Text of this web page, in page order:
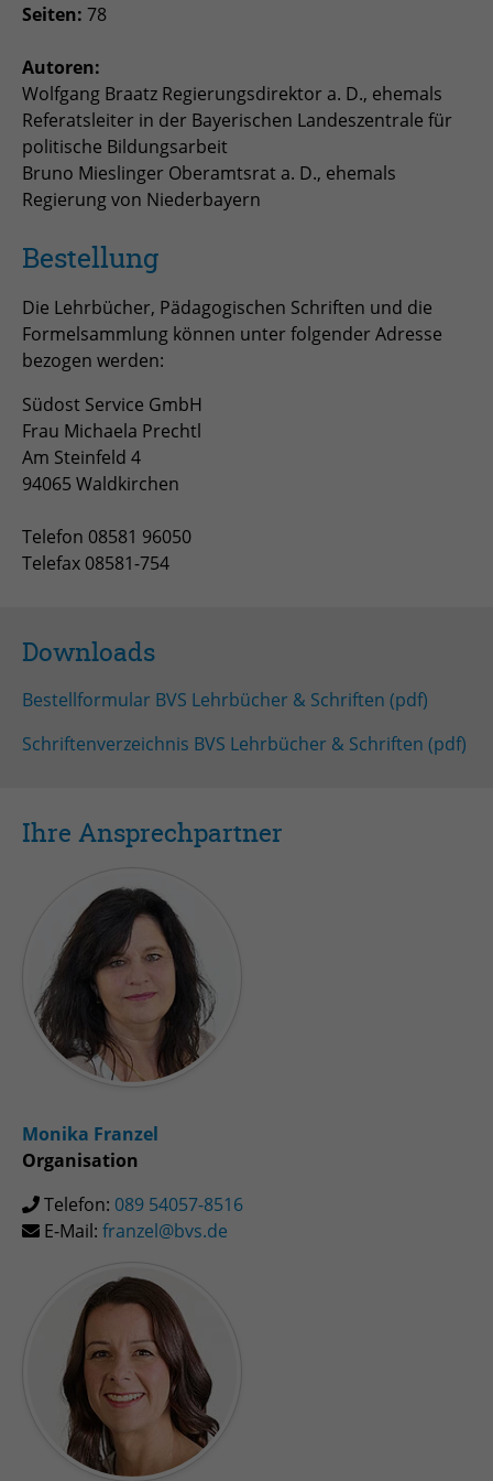
Seiten: 78
Autoren:
Wolfgang Braatz Regierungsdirektor a. D., ehemals
Referatsleiter in der Bayerischen Landeszentrale für
politische Bildungsarbeit
Bruno Mieslinger Oberamtsrat a. D., ehemals
Regierung von Niederbayern
Bestellung
Die Lehrbücher, Pädagogischen Schriften und die
Formelsammlung können unter folgender Adresse
bezogen werden:
Südost Service GmbH
Frau Michaela Prechtl
Am Steinfeld 4
94065 Waldkirchen
Telefon 08581 96050
Telefax 08581-754
Downloads
Bestellformular BVS Lehrbücher & Schriften (pdf)
Schriftenverzeichnis BVS Lehrbücher & Schriften (pdf)
Ihre Ansprechpartner
Monika Franzel
Organisation
Telefon: 089 54057-8516
E-Mail: franzel@bvs.de
Name SgCookieOptin.lastPreferences
Anbieter
Laufzeit 1 Jahr
Zweck
Einstellungen. Unter anderem eine
historische Speicherung Ihrer
vorgenommen Einstellungen, falls der
Webseiten-Betreiber dies eingestellt
Name
Laufzeit Session
Name be_lastLoginProvider
Anbieter TYPO3
Anbieter TYPO3
Laufzeit Session
Zweck Admin-Login Redaktionssystem
Anbieter PHP
Zweck Betrieb TYPO3
Anbieter Matomo
Laufzeit 1 Jahr
Zweck
Tracking Anzahl eindeutiger und
wiederkehrender Nutzer
Name _pk_ses
Anbieter Matomo
Laufzeit 30 min
Zweck
Tracking Nutzerverhalten beim Besuch
der Webseite
Einblendung von 3rd Party Content
Wir verwenden 3rd Party Content, um zusätzliche Inhalte
anzubieten, die wir nicht selbst speichern, die aber für
Webseitenbesucher nützlich sind, z.B. Kartendienste
oder Videos. Weitere Details entnehmen Sie den
Datenschutzhinweisen.